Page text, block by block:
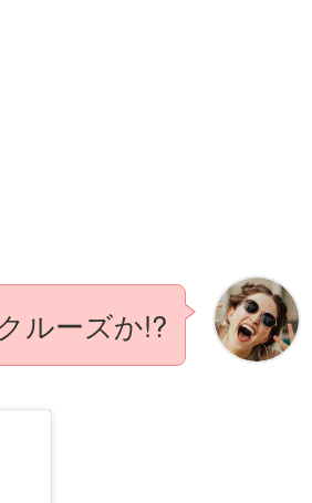
ルーズか!?